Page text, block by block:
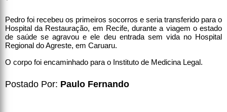
Pedro foi recebeu os primeiros socorros e seria transferido para o
Hospital da Restauração, em Recife, durante a viagem o estado
de saúde se agravou e ele deu entrada sem vida no Hospital
Regional do Agreste, em Caruaru.
O corpo foi encaminhado para o Instituto de Medicina Legal.
Postado Por: Paulo Fernando